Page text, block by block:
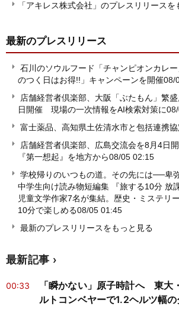
「アキレス株式会社」のプレスリリースを
最新のプレスリリース
石川のソウルフード「チャンピオンカレ
のつく日はお得!!」キャンペーンを開催08/
店舗経営者倶楽部、大阪「ぶたもん」繁
日開催 現場の一次情報をAI検索対策に
富士薬品、高知県土佐清水市と包括連携
店舗経営者倶楽部、広島交流会を8月4日
『第一想起』を地方から08/05 02:15
学校帰りのいつもの道。その先には──
中学生向け読み物短編集 『旅する10分 放
児童文学作家7名が集結。歴史・ミステリ
10分で楽しめる08/05 01:45
最新のプレスリリースをもっと見る
最新記事
00:33
「瞬かない」原子時計へ 東大
ルトコンベヤーで1.2ヘルツ幅